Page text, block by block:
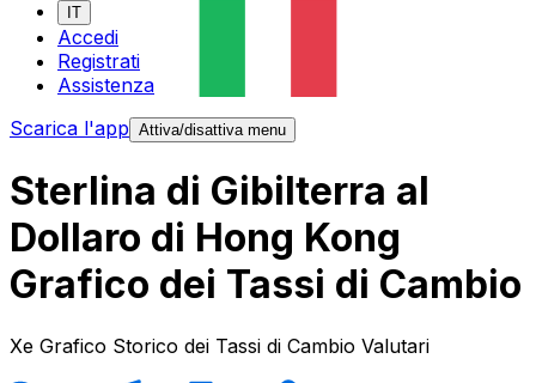
IT
Accedi
Registrati
Assistenza
Scarica l'app Attiva/disattiva menu
Sterlina di Gibilterra al
Dollaro di Hong Kong
Grafico dei Tassi di Cambio
Xe Grafico Storico dei Tassi di Cambio Valutari